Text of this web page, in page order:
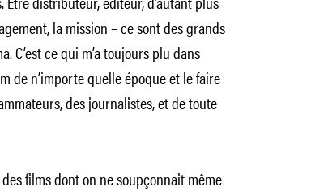
la mission – ce sont des grands
C’est ce qui m’a toujours plu dans
de n’importe quelle époque et le faire
des journalistes, et de toute
films dont on ne soupçonnait même